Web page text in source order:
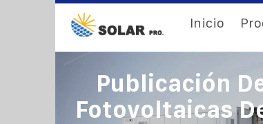
Inicio
Publicación
Fotovoltaicas